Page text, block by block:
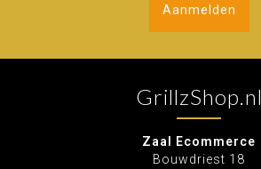
Aanmelden
GrillzShop.nl
Zaal Ecommerce
Bouwdriest 18